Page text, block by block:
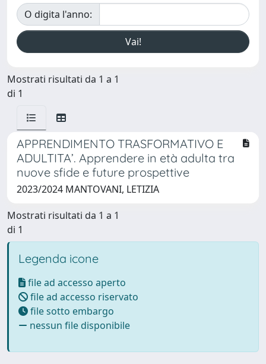
O digita l'anno:
Mostrati risultati da 1 a 1
di 1
APPRENDIMENTO TRASFORMATIVO E
ADULTITA’. Apprendere in età adulta tra
nuove sfide e future prospettive
2023/2024 MANTOVANI, LETIZIA
Mostrati risultati da 1 a 1
di 1
Legenda icone
file ad accesso aperto
file ad accesso riservato
file sotto embargo
nessun file disponibile